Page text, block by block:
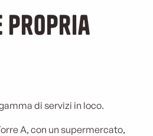
propria
di servizi in loco.
A, con un supermercato,